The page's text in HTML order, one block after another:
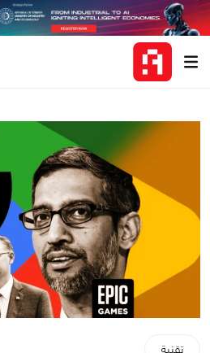
تقنية